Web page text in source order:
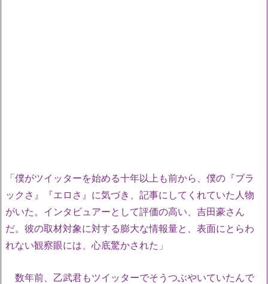
「僕がツイッターを始める十年以上も前から、僕の『ブラ
ックさ』『エロさ』に気づき、記事にしてくれていた人物
がいた。インタビュアーとして評価の高い、吉田豪さん
だ。彼の取材対象に対する膨大な情報量と、表面にとらわ
れない観察眼には、心底驚かされた」
数年前、乙武君もツイッターでそうつぶやいていたんで